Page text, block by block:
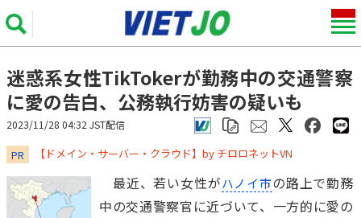
迷惑系女性TikTokerが勤務中の交通警察
に愛の告白、公務執行妨害の疑いも
2023/11/28 04:32 JST配信
PR ​​​​​​​【ドメイン・サーバー・クラウド】by チロロネットVN
最近、若い女性がハノイ市の路上で勤務
中の交通警察官に近づいて、一方的に愛の